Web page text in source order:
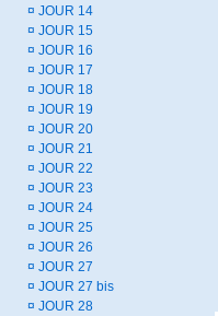
¤ JOUR 14
¤ JOUR 15
¤ JOUR 16
¤ JOUR 17
¤ JOUR 18
¤ JOUR 19
¤ JOUR 20
¤ JOUR 21
¤ JOUR 22
¤ JOUR 23
¤ JOUR 24
¤ JOUR 25
¤ JOUR 26
¤ JOUR 27
¤ JOUR 27 bis
¤ JOUR 28